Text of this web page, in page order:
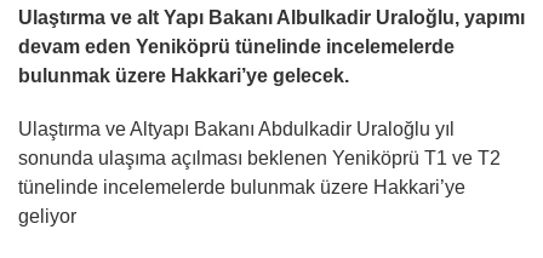
Ulaştırma ve alt Yapı Bakanı Albulkadir Uraloğlu, yapımı
devam eden Yeniköprü tünelinde incelemelerde
bulunmak üzere Hakkari’ye gelecek.
Ulaştırma ve Altyapı Bakanı Abdulkadir Uraloğlu yıl
sonunda ulaşıma açılması beklenen Yeniköprü T1 ve T2
tünelinde incelemelerde bulunmak üzere Hakkari’ye
geliyor